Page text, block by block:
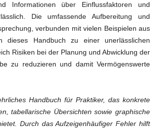
Informationen über Einflussfaktoren und
Die umfassende Aufbereitung und
verbunden mit vielen Beispielen aus
dieses Handbuch zu einer unerlässlichen
Risiken bei der Planung und Abwicklung der
zu reduzieren und damit Vermögenswerte
Handbuch für Praktiker, das konkrete
tabellarische Übersichten sowie graphische
Durch das Aufzeigenhäufiger Fehler hilft